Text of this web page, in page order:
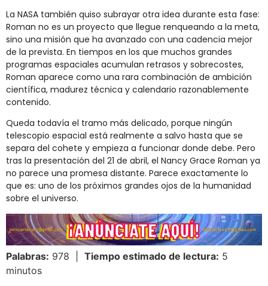
La NASA también quiso subrayar otra idea durante esta fase:
Roman no es un proyecto que llegue renqueando a la meta,
sino una misión que ha avanzado con una cadencia mejor
de la prevista. En tiempos en los que muchos grandes
programas espaciales acumulan retrasos y sobrecostes,
Roman aparece como una rara combinación de ambición
científica, madurez técnica y calendario razonablemente
contenido.
Queda todavía el tramo más delicado, porque ningún
telescopio espacial está realmente a salvo hasta que se
separa del cohete y empieza a funcionar donde debe. Pero
tras la presentación del 21 de abril, el Nancy Grace Roman ya
no parece una promesa distante. Parece exactamente lo
que es: uno de los próximos grandes ojos de la humanidad
sobre el universo.
Palabras: 978 | Tiempo estimado de lectura: 5
minutos